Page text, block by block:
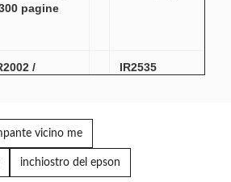
pagine
/
Cartridge
la stampa
RUNNER
IR2535
ufficio
vicino me
inchiostro del epson